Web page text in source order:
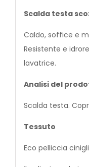
Scalda testa
Caldo, soffice e
Resistente e
lavatrice.
Analisi del
Scalda testa.
Tessuto
Eco pelliccia